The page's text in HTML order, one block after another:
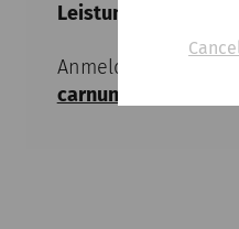
Leistung:
Anmeldung bis 31.
carnuntum.at